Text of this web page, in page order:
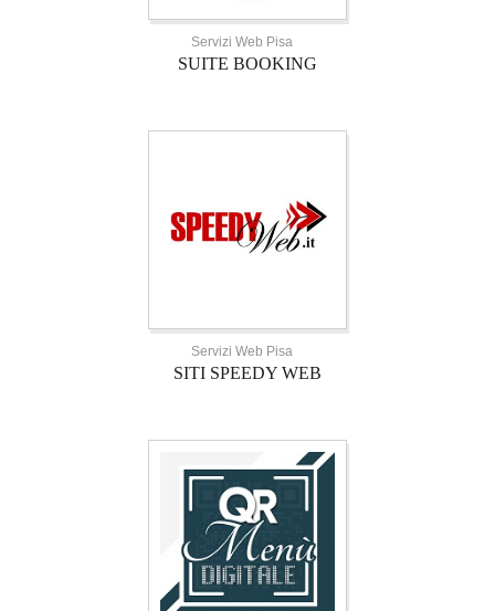
Servizi Web Pisa
SUITE BOOKING
Servizi Web Pisa
SITI SPEEDY WEB